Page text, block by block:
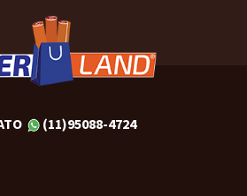
(11)95088-4724